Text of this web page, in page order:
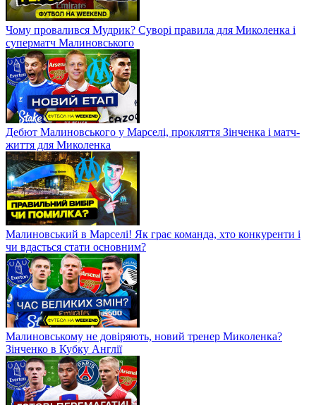
Чому провалився Мудрик? Суворі правила для Миколенка і
суперматч Малиновського
Дебют Малиновського у Марселі, прокляття Зінченка і матч-
життя для Миколенка
Малиновський в Марселі! Як грає команда, хто конкуренти і
чи вдасться стати основним?
Малиновському не довіряють, новий тренер Миколенка?
Зінченко в Кубку Англії